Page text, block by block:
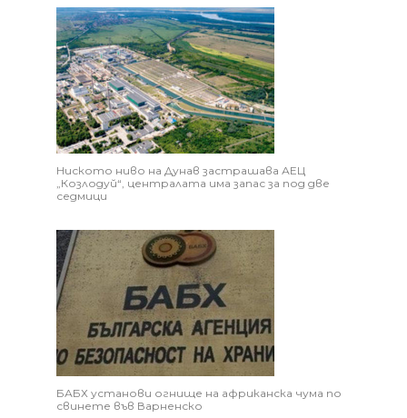
Ниското ниво на Дунав застрашава АЕЦ
„Козлодуй“, централата има запас за под две
седмици
БАБХ установи огнище на африканска чума по
свинете във Варненско